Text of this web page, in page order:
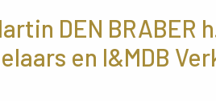
DEN BRABER
en I&MDB